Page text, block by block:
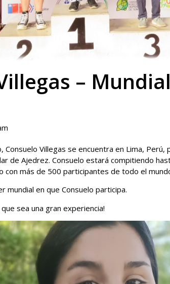
–
Consuelo Villegas se encuentra en Lima,
de Ajedrez. Consuelo estará compitiendo
con más de 500 participantes de todo el
mundial en que Consuelo participa.
sea una gran experiencia!